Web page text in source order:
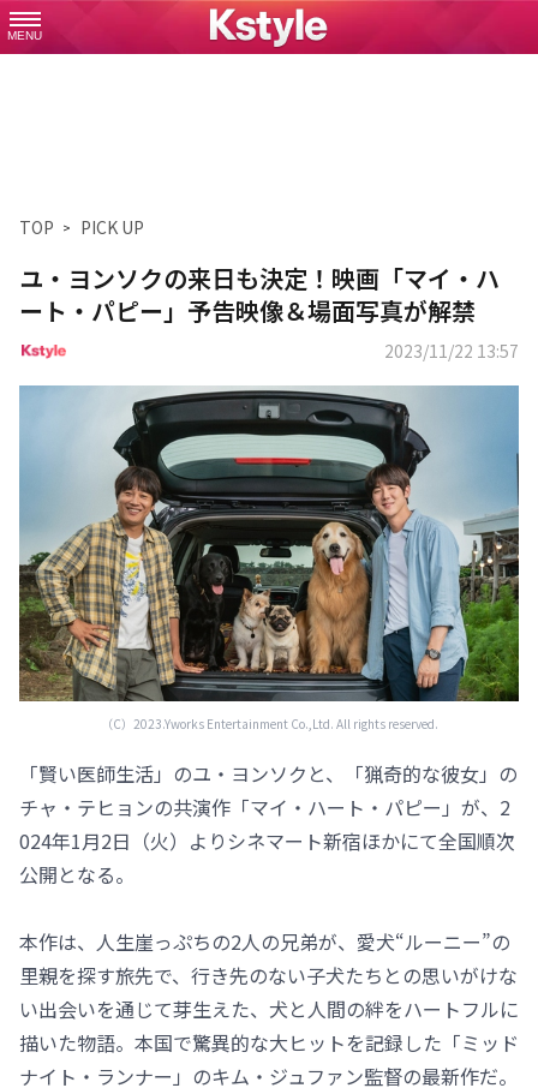
MENU
TOP PICK UP
ユ・ヨンソクの来日も決定！映画「マイ・ハ
ート・パピー」予告映像＆場面写真が解禁
2023/11/22 13:57
（C）2023.Yworks Entertainment Co.,Ltd. All rights reserved.
「賢い医師生活」のユ・ヨンソクと、「猟奇的な彼女」の
チャ・テヒョンの共演作「マイ・ハート・パピー」が、2
024年1月2日（火）よりシネマート新宿ほかにて全国順次
公開となる。
本作は、人生崖っぷちの2人の兄弟が、愛犬“ルーニー”の
里親を探す旅先で、行き先のない子犬たちとの思いがけな
い出会いを通じて芽生えた、犬と人間の絆をハートフルに
描いた物語。本国で驚異的な大ヒットを記録した「ミッド
ナイト・ランナー」のキム・ジュファン監督の最新作だ。